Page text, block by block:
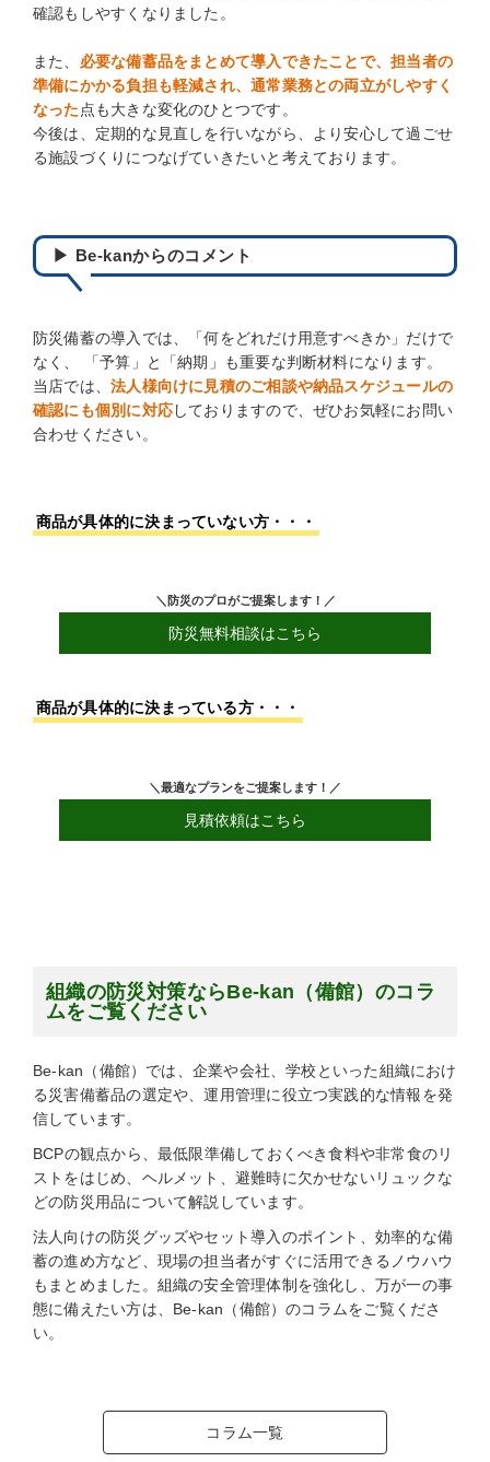
確認もしやすくなりました。
また、 必要な備蓄品をまとめて導入できたことで、担当者の
準備にかかる負担も軽減され、通常業務との両立がしやすく
なった点も大きな変化のひとつです。
今後は、定期的な見直しを行いながら、より安心して過ごせ
る施設づくりにつなげていきたいと考えております。
▶ Be-kanからのコメント
防災備蓄の導入では、「何をどれだけ用意すべきか」だけで
なく、 「予算」と「納期」も重要な判断材料になります。
当店では、法人様向けに見積のご相談や納品スケジュールの
確認にも個別に対応しておりますので、ぜひお気軽にお問い
合わせください。
商品が具体的に決まっていない方・・・
＼防災のプロがご提案します！／
防災無料相談はこちら
商品が具体的に決まっている方・・・
＼最適なプランをご提案します！／
見積依頼はこちら
組織の防災対策ならBe-kan（備館）のコラ
ムをご覧ください
Be-kan（備館）では、企業や会社、学校といった組織におけ
る災害備蓄品の選定や、運用管理に役立つ実践的な情報を発
信しています。
BCPの観点から、最低限準備しておくべき食料や非常食のリ
ストをはじめ、ヘルメット、避難時に欠かせないリュックな
どの防災用品について解説しています。
法人向けの防災グッズやセット導入のポイント、効率的な備
蓄の進め方など、現場の担当者がすぐに活用できるノウハウ
もまとめました。組織の安全管理体制を強化し、万が一の事
態に備えたい方は、Be-kan（備館）のコラムをご覧くださ
い。
コラム一覧